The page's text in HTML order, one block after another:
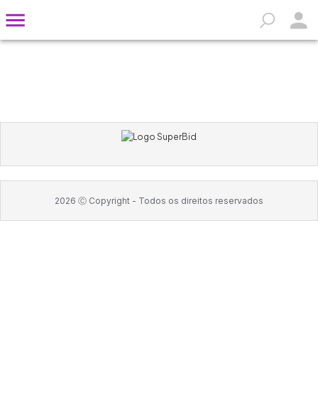
2026 Ⓒ Copyright - Todos os direitos reservados